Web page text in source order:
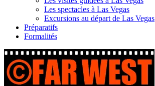
Les spectacles à Las Vegas
Excursions au départ de Las Vegas
Préparatifs
Formalités